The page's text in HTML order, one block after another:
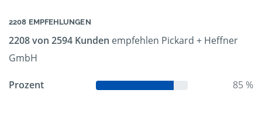
2208 EMPFEHLUNGEN
2208 von 2594 Kunden empfehlen Pickard + Heffner
GmbH
Prozent 85 %